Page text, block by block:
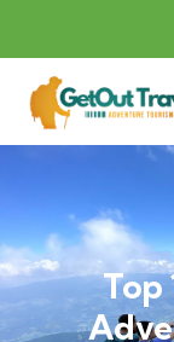
Top